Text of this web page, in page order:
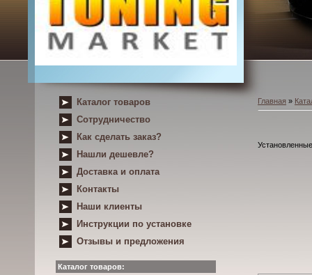
Каталог товаров
Сотрудничество
Как сделать заказ?
Нашли дешевле?
Доставка и оплата
Контакты
Наши клиенты
Инструкции по установке
Отзывы и предложения
Каталог товаров:
Главная »